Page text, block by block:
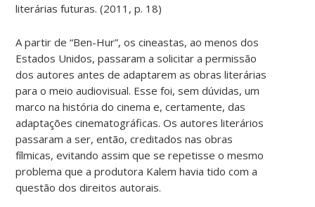
literárias futuras. (2011, p. 18)
A partir de “Ben-Hur”, os cineastas, ao menos dos
Estados Unidos, passaram a solicitar a permissão
dos autores antes de adaptarem as obras literárias
para o meio audiovisual. Esse foi, sem dúvidas, um
marco na história do cinema e, certamente, das
adaptações cinematográficas. Os autores literários
passaram a ser, então, creditados nas obras
fílmicas, evitando assim que se repetisse o mesmo
problema que a produtora Kalem havia tido com a
questão dos direitos autorais.